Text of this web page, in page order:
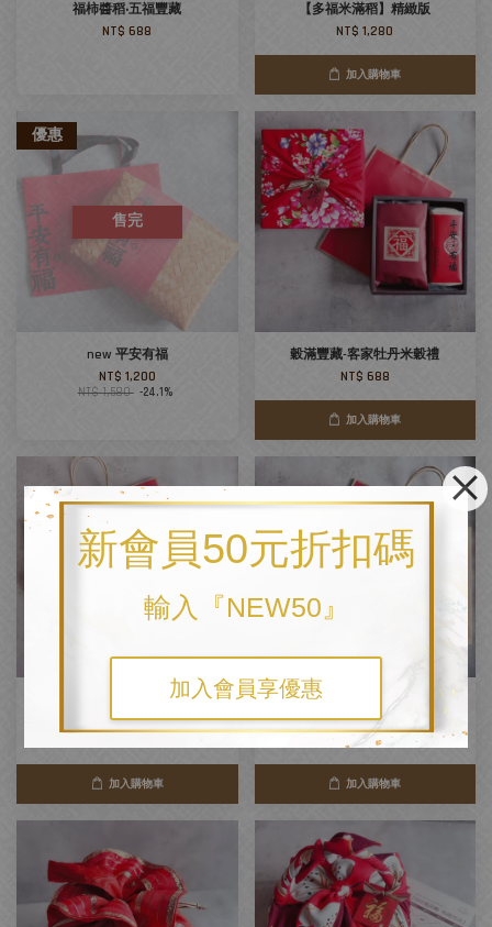
新會員50元折扣碼
輸入『NEW50』
加入會員享優惠
福柿醬稻‧五福豐藏
NT$ 688
【多福米滿稻】精緻版
NT$ 1,280
加入購物車
優惠
售完
new 平安有福
NT$ 1,200
NT$ 1,580 -24.1%
穀滿豐藏-客家牡丹米穀禮
NT$ 688
加入購物車
【禾米繫情-大款】雙入重情米禮
組
加入購物車
new 穀滿‧福事昌隆
NT$ 750
加入購物車